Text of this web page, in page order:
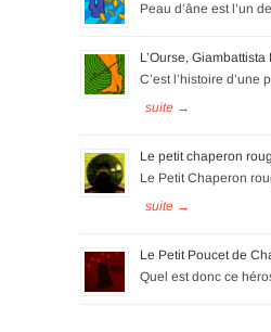
Peau d’âne est l’un
L’Ourse, Giambattista
C’est l’histoire
Le petit chaperon
Le Petit Chaperon
Le Petit Poucet de
Quel est donc ce